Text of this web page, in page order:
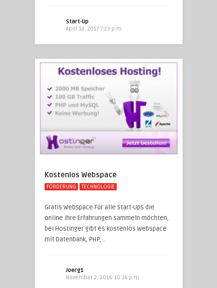
Start-Up
April 18, 2017 7:23 p.m.
Kostenlos Webspace
FÖRDERUNG TECHNOLOGIE
Gratis Webspace Für alle Start-Ups die
online ihre Erfahrungen sammeln möchten,
bei Hostinger gibt es kostenlos Webspace
mit Datenbank, PHP, ..
Joerg1
November 2, 2016 10:34 p.m.